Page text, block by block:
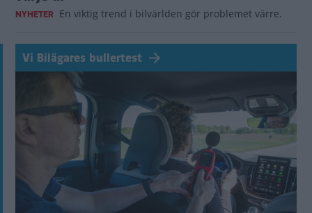
NYHETER En viktig trend i bilvärlden gör problemet värre.
Vi Bilägares bullertest